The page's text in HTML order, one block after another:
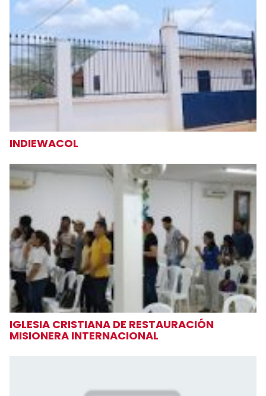
INDIEWACOL
IGLESIA CRISTIANA DE RESTAURACIÓN
MISIONERA INTERNACIONAL